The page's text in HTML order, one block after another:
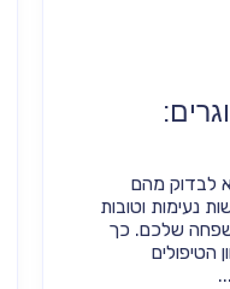
לבדוק מהם
נעימות וטובות
שלכם. כך
הטיפולים